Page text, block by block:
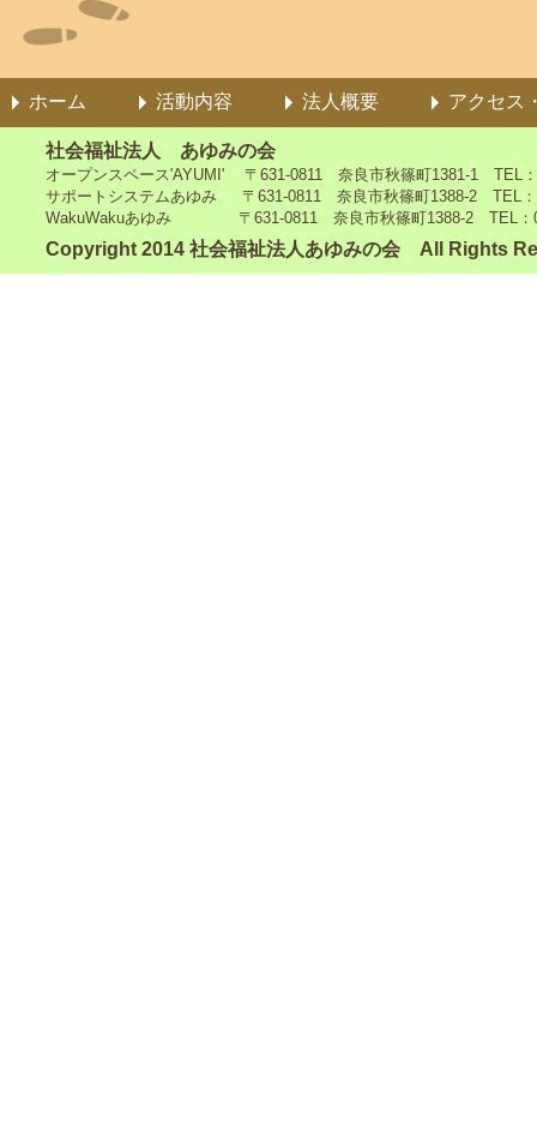
ホーム 活動内容 法人概要 アクセス
社会福祉法人 あゆみの会
オープンスペース'AYUMI' 〒631-0811 奈良市秋篠町1381-1 TEL
サポートシステムあゆみ 〒631-0811 奈良市秋篠町1388-2 TEL：
WakuWakuあゆみ 〒631-0811 奈良市秋篠町1388-2 TEL：
Copyright 2014 社会福祉法人あゆみの会 All Rights